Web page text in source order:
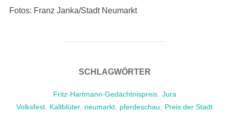
Fotos: Franz Janka/Stadt Neumarkt
SCHLAGWÖRTER
Fritz-Hartmann-Gedächtnispreis, Jura
Volksfest
Kaltblüter, neumarkt pferdeschau
Preis der Stadt